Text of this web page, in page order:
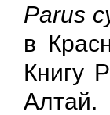
Parus
в
Книгу
Алтай.